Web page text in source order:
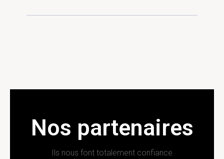
Nos partenaires
Ils nous font totalement confiance